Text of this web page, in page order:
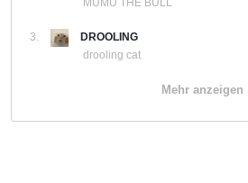
MUMU THE BULL
3.
DROOLING
drooling cat
Mehr anzeigen